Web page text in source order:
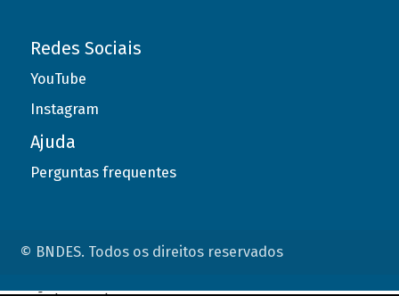
Redes Sociais
YouTube
Instagram
Ajuda
Perguntas frequentes
© BNDES. Todos os direitos reservados